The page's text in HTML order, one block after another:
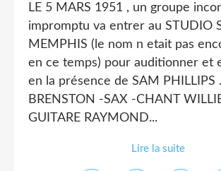
LE 5 MARS 1951 , un groupe
impromptu va entrer au STUDIO
MEMPHIS (le nom n etait pas
en ce temps) pour auditionner et
en la présence de SAM PHILLIPS
BRENSTON -SAX -CHANT
GUITARE RAYMOND...
Lire la suite